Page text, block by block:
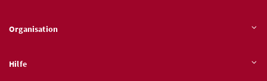
Organisation
Hilfe